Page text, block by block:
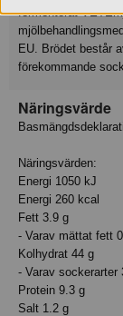
fermenterat
EU. Brödet består
förekommande
Näringsvärde
Näringsvärden:
Energi 1050 kJ
Energi 260 kcal
Fett 3.9 g
- Varav mättat fett
Kolhydrat 44 g
- Varav sockerarter
Protein 9.3 g
Salt 1.2 g